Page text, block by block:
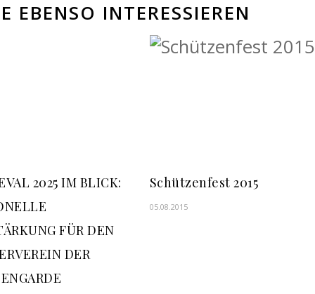
EBENSO INTERESSIEREN
2025 IM BLICK:
FÜR DEN
DER
Schützenfest 2015
05.08.2015